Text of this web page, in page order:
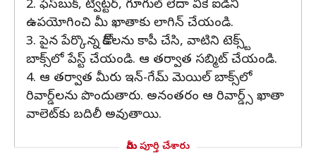
2. ఫేస్‌బుక్, ట్విట్టర్, గూగుల్ లేదా వీకే ఐడీని
ఉపయోగించి మీ ఖాతాకు లాగిన్ చేయండి.
3. పైన పేర్కొన్న కోడ్‌లను కాపీ చేసి, వాటిని టెక్స్ట్
బాక్స్‌లో పేస్ట్ చేయండి. ఆ తర్వాత సబ్మిట్ చేయండి.
4. ఆ తర్వాత మీరు ఇన్-గేమ్ మెయిల్ బాక్స్‌లో
రివార్డ్‌లను పొందుతారు. అనంతరం ఆ రివార్డ్స్ ఖాతా
వాలెట్‌కు బదిలీ అవుతాయి.
మీరు పూర్తి చేశారు